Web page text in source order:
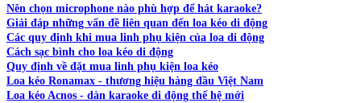
Nên chọn microphone nào phù hợp để hát karaoke?
Giải đáp những vấn đề liên quan đến loa kéo di động
Các quy định khi mua linh phụ kiện của loa di động
Cách sạc bình cho loa kéo di động
Quy định về đặt mua linh phụ kiện loa kéo
Loa kéo Ronamax - thương hiệu hàng đầu Việt Nam
Loa kéo Acnos - dàn karaoke di động thế hệ mới